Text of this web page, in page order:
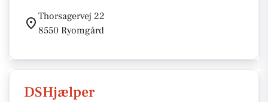
Thorsagervej 22
8550 Ryomgård
DSHjælper